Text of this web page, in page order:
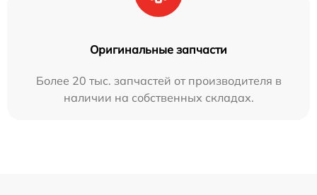
Оригинальные запчасти
Более 20 тыс. запчастей от производителя в
наличии на собственных складах.